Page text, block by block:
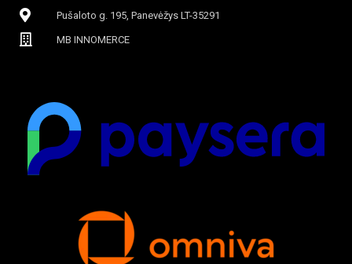
Pušaloto g. 195, Panevėžys LT-35291
MB INNOMERCE